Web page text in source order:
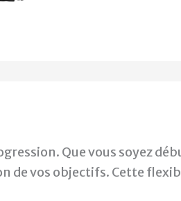
Que vous soyez
de vos objectifs. Cette